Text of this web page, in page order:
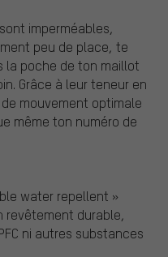
imperméables,
peu de place, te
la poche de ton maillot
Grâce à leur teneur en
mouvement optimale
même ton numéro de
water repellent »
revêtement durable,
ni autres substances